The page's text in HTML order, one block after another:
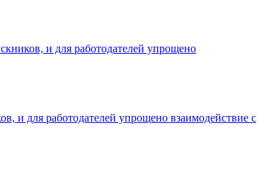
и для работодателей упрощено
и для работодателей упрощено взаимодействие с